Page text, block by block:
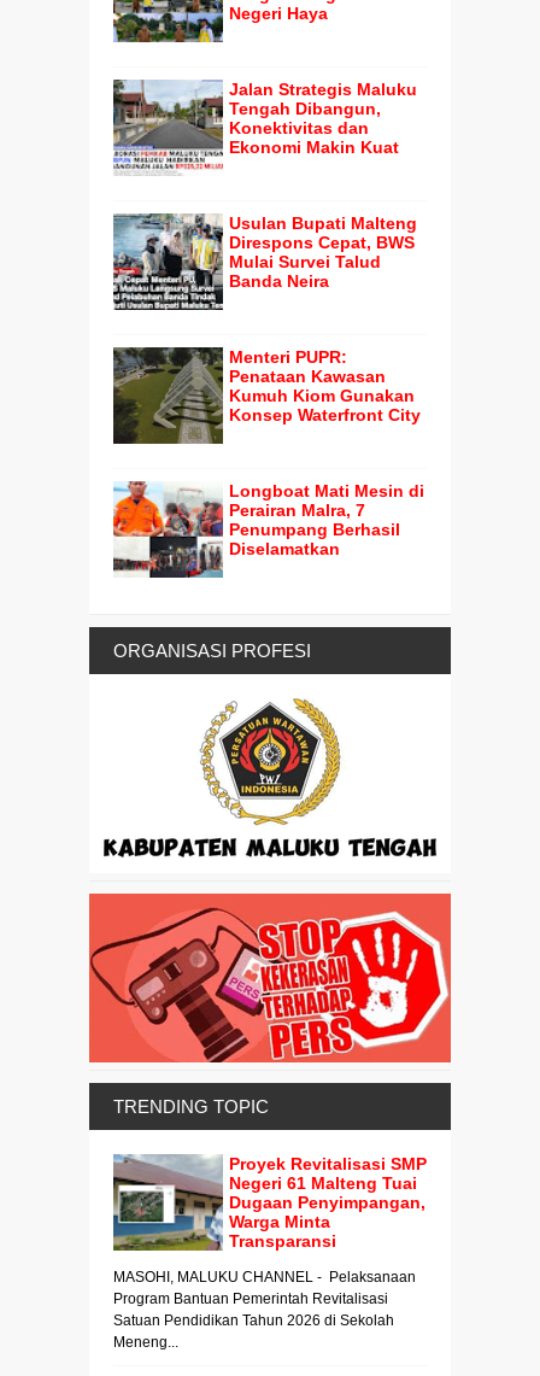
Negeri Haya
Jalan Strategis Maluku
Tengah Dibangun,
Konektivitas dan
Ekonomi Makin Kuat
Usulan Bupati Malteng
Direspons Cepat, BWS
Mulai Survei Talud
Banda Neira
Menteri PUPR:
Penataan Kawasan
Kumuh Kiom Gunakan
Konsep Waterfront City
Longboat Mati Mesin di
Perairan Malra, 7
Penumpang Berhasil
Diselamatkan
ORGANISASI PROFESI
TRENDING TOPIC
Proyek Revitalisasi SMP
Negeri 61 Malteng Tuai
Dugaan Penyimpangan,
Warga Minta
Transparansi
MASOHI, MALUKU CHANNEL - Pelaksanaan
Program Bantuan Pemerintah Revitalisasi
Satuan Pendidikan Tahun 2026 di Sekolah
Meneng...